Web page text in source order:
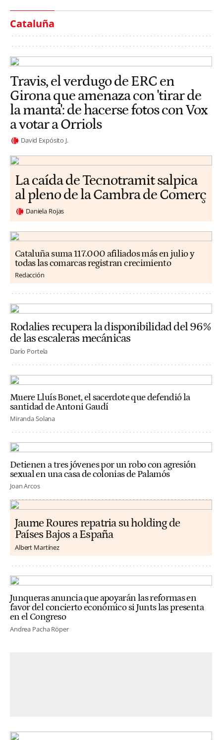
Cataluña
Travis, el verdugo de ERC en
Girona que amenaza con 'tirar de
la manta': de hacerse fotos con Vox
a votar a Orriols
David Expósito J.
La caída de Tecnotramit salpica
al pleno de la Cambra de Comerç
Daniela Rojas
Cataluña suma 117.000 afiliados más en julio y
todas las comarcas registran crecimiento
Redacción
Rodalies recupera la disponibilidad del 96%
de las escaleras mecánicas
Darío Portela
Muere Lluís Bonet, el sacerdote que defendió la
santidad de Antoni Gaudí
Miranda Solana
Detienen a tres jóvenes por un robo con agresión
sexual en una casa de colonias de Palamós
Joan Arcos
Jaume Roures repatria su holding de
Países Bajos a España
Albert Martínez
Junqueras anuncia que apoyarán las reformas en
favor del concierto económico si Junts las presenta
en el Congreso
Andrea Pacha Röper